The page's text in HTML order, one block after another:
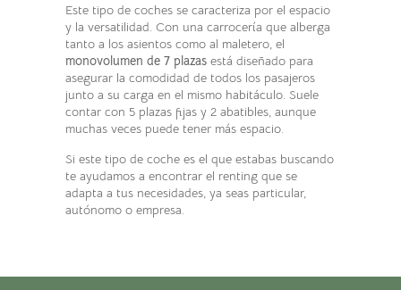
Este tipo de coches se caracteriza por el espacio
y la versatilidad. Con una carrocería que alberga
tanto a los asientos como al maletero, el
monovolumen de 7 plazas está diseñado para
asegurar la comodidad de todos los pasajeros
junto a su carga en el mismo habitáculo. Suele
contar con 5 plazas fijas y 2 abatibles, aunque
muchas veces puede tener más espacio.
Si este tipo de coche es el que estabas buscando
te ayudamos a encontrar el renting que se
adapta a tus necesidades, ya seas particular,
autónomo o empresa.